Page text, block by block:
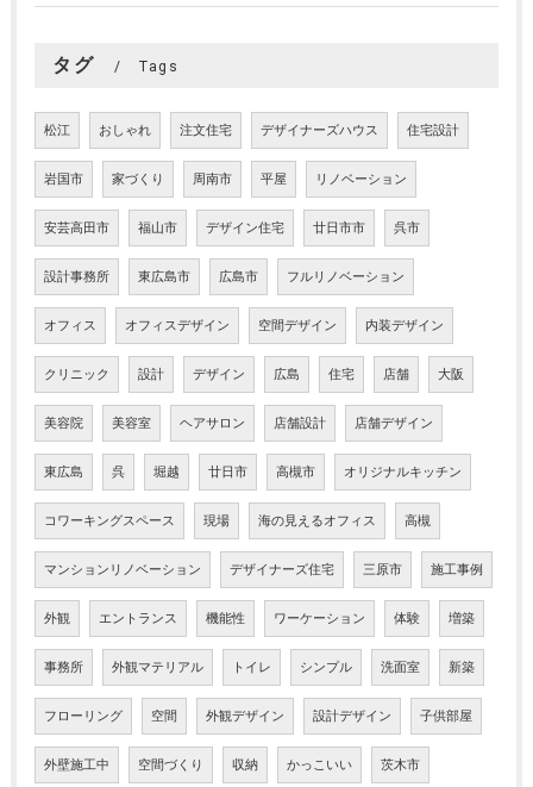
タグ Tags
松江 おしゃれ 注文住宅 デザイナーズハウス 住宅設計
岩国市 家づくり 周南市 平屋 リノベーション
安芸高田市 福山市 デザイン住宅 廿日市市 呉市
設計事務所 東広島市 広島市 フルリノベーション
オフィス オフィスデザイン 空間デザイン 内装デザイン
クリニック 設計 デザイン 広島 住宅 店舗 大阪
美容院 美容室 ヘアサロン 店舗設計 店舗デザイン
東広島 呉 堀越 廿日市 高槻市 オリジナルキッチン
コワーキングスペース 現場 海の見えるオフィス 高槻
マンションリノベーション デザイナーズ住宅 三原市 施工事例
外観 エントランス 機能性 ワーケーション 体験 増築
事務所 外観マテリアル トイレ シンプル 洗面室 新築
フローリング 空間 外観デザイン 設計デザイン 子供部屋
外壁施工中 空間づくり 収納 かっこいい 茨木市